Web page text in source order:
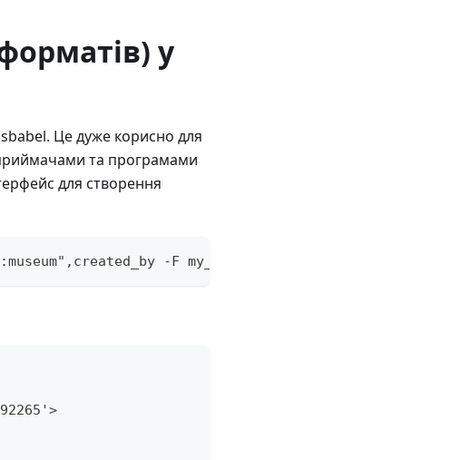
у
Це дуже корисно для
та програмами
для створення
-F my_places.osm